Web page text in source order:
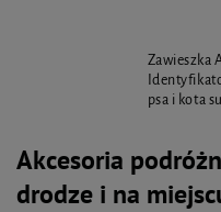
Zawieszka
psa i kota
Akcesoria
drodze i na